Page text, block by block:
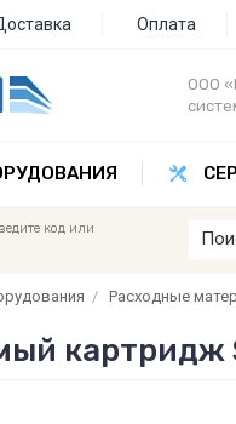
Оплата
ООО
код или
/ Расходные
картридж